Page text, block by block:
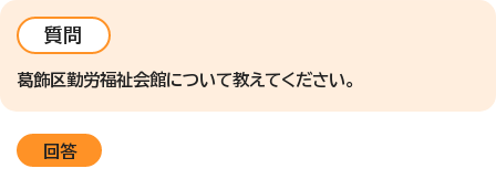
質問
葛飾区勤労福祉会館について教えてください。
回答